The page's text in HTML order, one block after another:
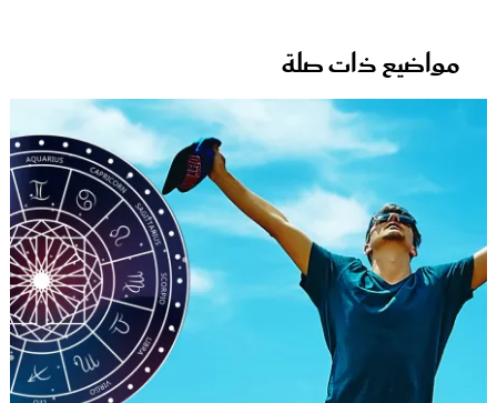
مواضيع ذات صلة